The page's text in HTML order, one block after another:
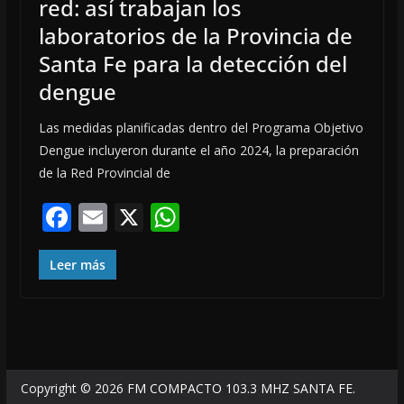
red: así trabajan los
laboratorios de la Provincia de
Santa Fe para la detección del
dengue
Las medidas planificadas dentro del Programa Objetivo
Dengue incluyeron durante el año 2024, la preparación
de la Red Provincial de
F
ac
e
o
k
E
m
ai
X W
p
p
Leer más
Copyright © 2026 FM COMPACTO 103.3 MHZ SANTA FE.